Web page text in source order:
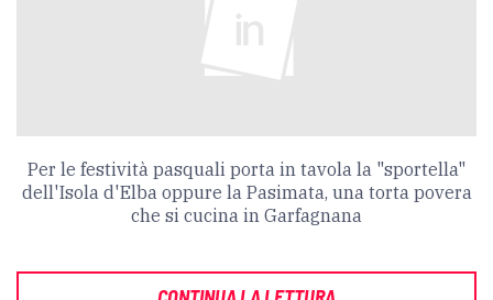
Per le festività pasquali porta in tavola la "sportella"
dell'Isola d'Elba oppure la Pasimata, una torta povera
che si cucina in Garfagnana